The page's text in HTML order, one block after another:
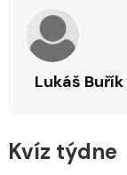
Lukáš Buřík
Kvíz týdne